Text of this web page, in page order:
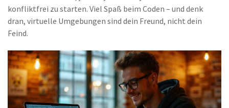
konfliktfrei zu starten. Viel Spaß beim Coden – und denk
dran, virtuelle Umgebungen sind dein Freund, nicht dein
Feind.